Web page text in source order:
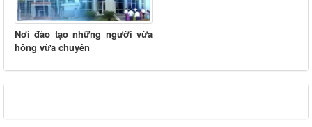
Nơi đào tạo những người vừa
hồng vừa chuyên